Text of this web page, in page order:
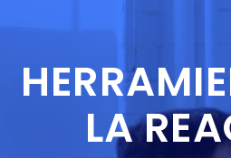
LA